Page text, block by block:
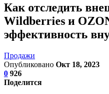
Как отследить
Wildberries и
эффективность
Продажи
Опубликовано Окт 18, 2023
0 926
Поделится